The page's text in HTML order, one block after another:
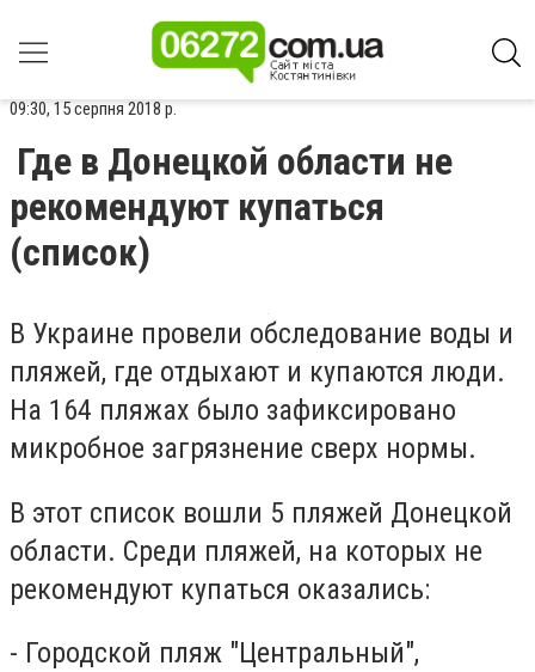
09:30, 15 серпня 2018 р.
Где в Донецкой области не
рекомендуют купаться
(список)
В Украине провели обследование воды и
пляжей, где отдыхают и купаются люди.
На 164 пляжах было зафиксировано
микробное загрязнение сверх нормы.
В этот список вошли 5 пляжей Донецкой
области. Среди пляжей, на которых не
рекомендуют купаться оказались:
- Городской пляж "Центральный",